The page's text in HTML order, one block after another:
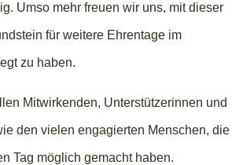
Umso mehr freuen wir uns, mit dieser
für weitere Ehrentage im
zu haben.
Mitwirkenden, Unterstützerinnen und
den vielen engagierten Menschen, die
Tag möglich gemacht haben.